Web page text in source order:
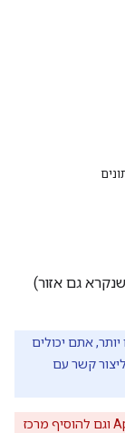
גם אזור)
אתם יכולים
קשר עם
אם אתם צריכים לעדכן את Apigee Edge וגם להוסיף מרכז